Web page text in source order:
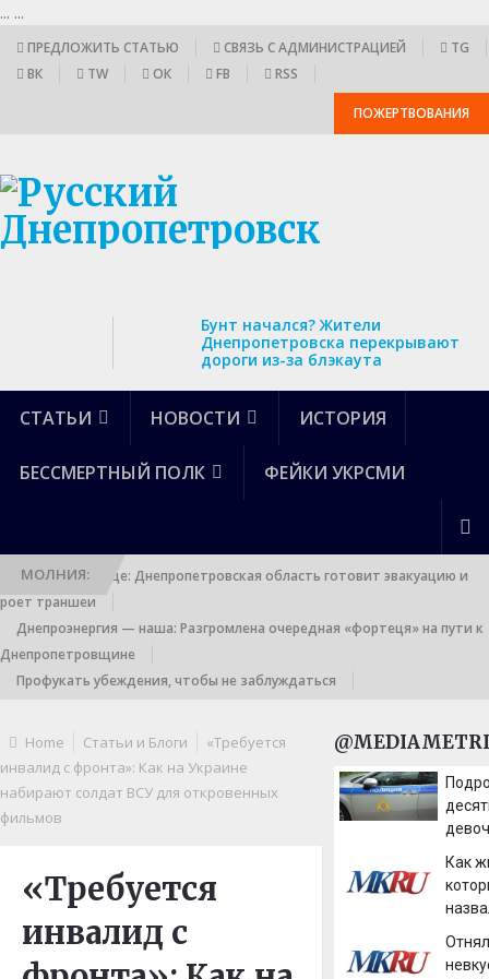
... ...
ПРЕДЛОЖИТЬ СТАТЬЮ СВЯЗЬ С АДМИНИСТРАЦИЕЙ
TG
ВК
TW ОК FB RSS
ПОЖЕРТВОВАНИЯ
Бунт начался? Жители
Днепропетровска перекрывают
дороги из-за блэкаута
СТАТЬИ НОВОСТИ ИСТОРИЯ
БЕССМЕРТНЫЙ ПОЛК ФЕЙКИ УКРСМИ
МОЛНИЯ:
Выход к границе: Днепропетровская область готовит эвакуацию и
роет траншеи
Днепроэнергия — наша: Разгромлена очередная «фортеця» на пути к
Днепропетровщине
Профукать убеждения, чтобы не заблуждаться
Home Статьи и Блоги
«Требуется
инвалид с фронта»: Как на Украине
набирают солдат ВСУ для откровенных
фильмов
«Требуется
инвалид с
Как